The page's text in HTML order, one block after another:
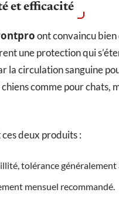
et efficacité
ont convaincu
une protection qui
la circulation sanguine
comme pour chats,
deux produits :
tolérance généralement
mensuel recommandé.